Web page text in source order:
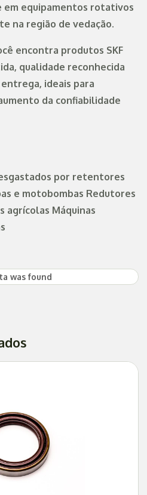
em equipamentos rotativos
na região de vedação.
encontra produtos SKF
qualidade reconhecida
ideais para
da confiabilidade
por retentores
e motobombas Redutores
agrícolas Máquinas
was found